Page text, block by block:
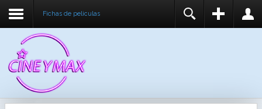
Fichas de peliculasREGISTER